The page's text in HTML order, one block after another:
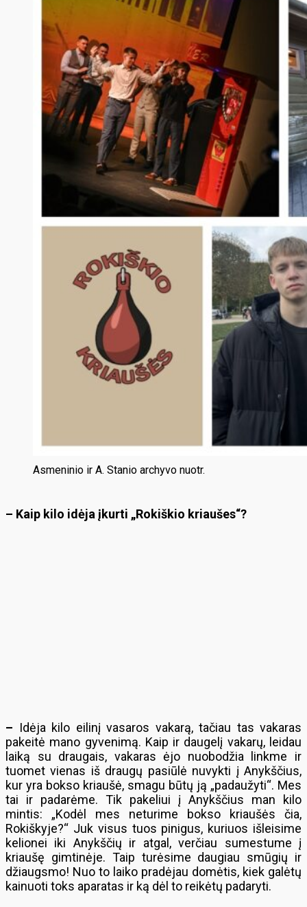
Asmeninio ir A. Stanio archyvo nuotr.
– Kaip kilo idėja įkurti „Rokiškio kriaušes“?
– Idėja kilo eilinį vasaros vakarą, tačiau tas vakaras
pakeitė mano gyvenimą. Kaip ir daugelį vakarų, leidau
laiką su draugais, vakaras ėjo nuobodžia linkme ir
tuomet vienas iš draugų pasiūlė nuvykti į Anykščius,
kur yra bokso kriaušė, smagu būtų ją „padaužyti“. Mes
tai ir padarėme. Tik pakeliui į Anykščius man kilo
mintis: „Kodėl mes neturime bokso kriaušės čia,
Rokiškyje?“ Juk visus tuos pinigus, kuriuos išleisime
kelionei iki Anykščių ir atgal, verčiau sumestume į
kriaušę gimtinėje. Taip turėsime daugiau smūgių ir
džiaugsmo! Nuo to laiko pradėjau domėtis, kiek galėtų
kainuoti toks aparatas ir ką dėl to reikėtų padaryti.